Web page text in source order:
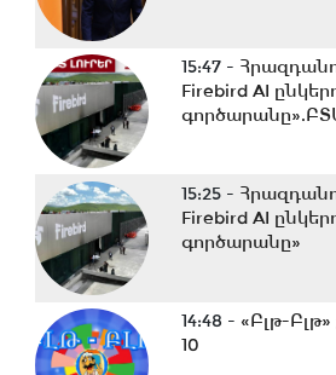
15:47 -
Firebird AI
15:25 -
Firebird AI
գործարանը»
14:48 - «Բլթ-
10